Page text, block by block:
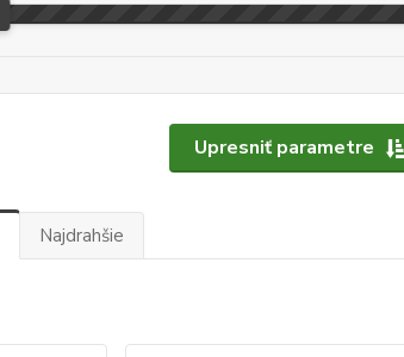
Upresniť parametre
Najdrahšie